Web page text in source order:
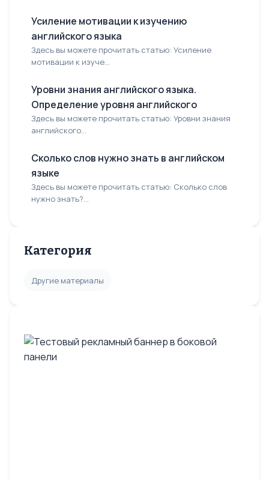
Усиление мотивации к изучению
английского языка
Здесь вы можете прочитать статью: Усиление
мотивации к изуче...
Уровни знания английского языка.
Определение уровня английского
Здесь вы можете прочитать статью: Уровни знания
английского...
Сколько слов нужно знать в английском
языке
Здесь вы можете прочитать статью: Сколько слов
нужно знать?...
Категория
Другие материалы